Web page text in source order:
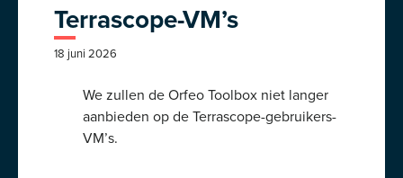
Terrascope-VM’s
18 juni 2026
We zullen de Orfeo Toolbox niet langer
aanbieden op de Terrascope-gebruikers-
VM’s.